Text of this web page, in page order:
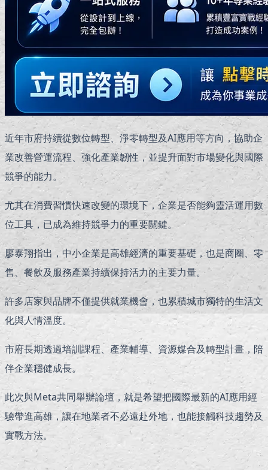
近年市府持續從數位轉型、淨零轉型及AI應用等方向，協助企
業改善營運流程、強化產業韌性，並提升面對市場變化與國際
競爭的能力。
尤其在消費習慣快速改變的環境下，企業是否能夠靈活運用數
位工具，已成為維持競爭力的重要關鍵。
廖泰翔指出，中小企業是高雄經濟的重要基礎，也是商圈、零
售、餐飲及服務產業持續保持活力的主要力量。
許多店家與品牌不僅提供就業機會，也累積城市獨特的生活文
化與人情溫度。
市府長期透過培訓課程、產業輔導、資源媒合及轉型計畫，陪
伴企業穩健成長。
此次與Meta共同舉辦論壇，就是希望把國際最新的AI應用經
驗帶進高雄，讓在地業者不必遠赴外地，也能接觸科技趨勢及
實戰方法。